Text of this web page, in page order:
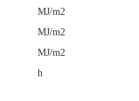
MJ/m2
MJ/m2
MJ/m2
h